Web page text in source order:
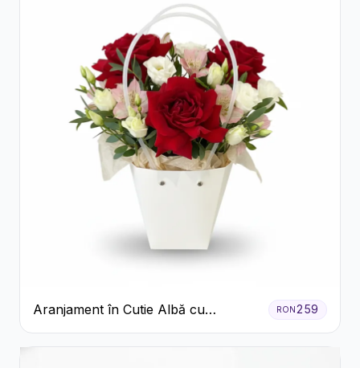
Aranjament în Cutie Albă cu
Trandafiri Roșii și Lisianthus
RON259